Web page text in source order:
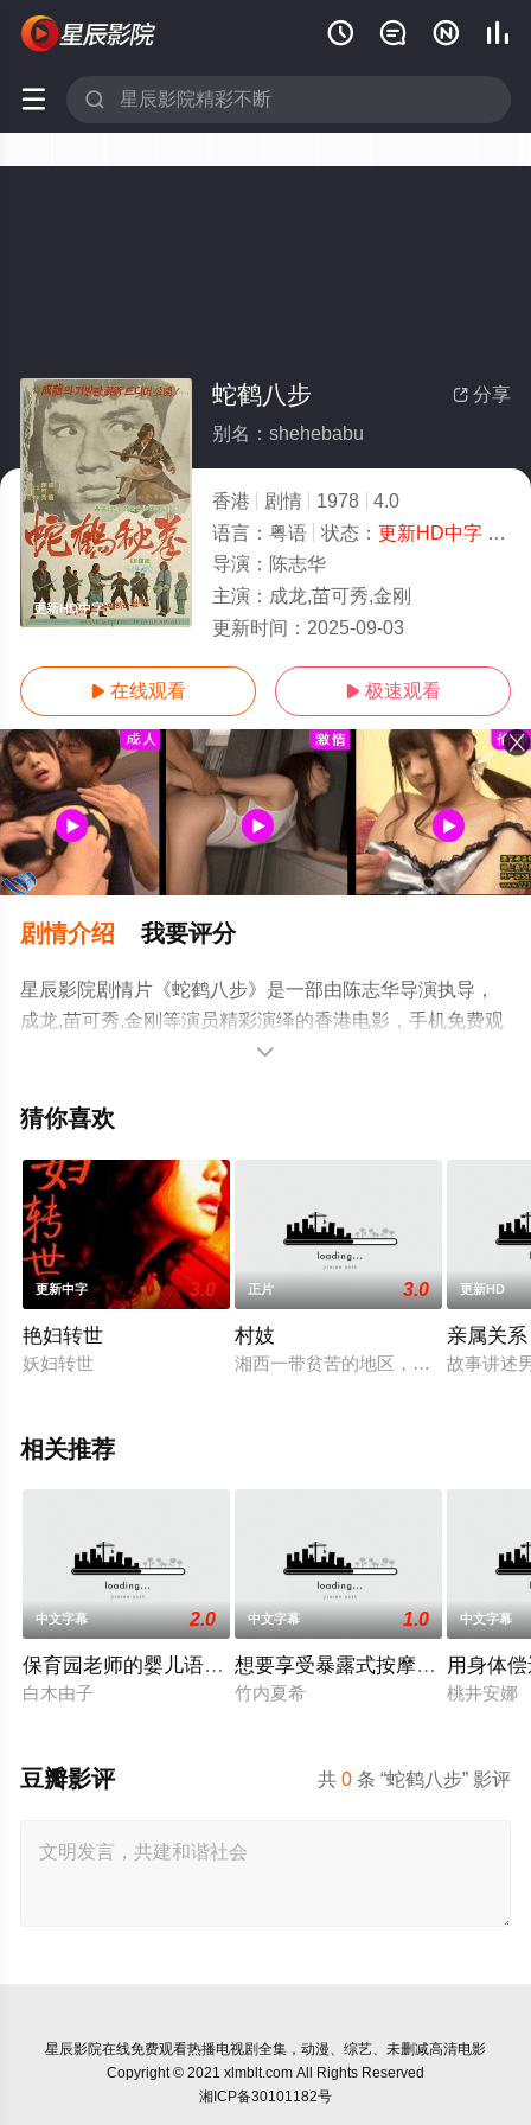
   
 
更新HD中字
 分享
蛇鹤八步
别名：shehebabu
香港 剧情 1978
4.0
语言： 粤语 状态： 更新HD中字- 免费在线观看
导演： 陈志华
主演： 成龙,苗可秀,金刚
更新时间： 2025-09-03
 在线观看  极速观看
剧情介绍 我要评分
星辰影院剧情片《蛇鹤八步》是一部由陈志华导演执导，
成龙,苗可秀,金刚等演员精彩演绎的香港电影，手机免费观
看高清无删减完整版电影大全就上星辰影视，更多相关信

猜你喜欢
更新中字 3.0
艳妇转世
妖妇转世
正片 3.0
村妓
湘西一带贫苦的地区，因为地理环境
更新HD
亲属关系
故事讲述
相关推荐
中文字幕 2.0
保育园老师的婴儿语让人超兴奋
白木由子
中文字幕 1.0
想要享受暴露式按摩的已婚女子
竹内夏希
中文字幕
用身体
桃井安娜
共0 条 “蛇鹤八步” 影评
豆瓣影评
星辰影院在线免费观看热播电视剧全集，动漫、综艺、未删减高清电影
Copyright © 2021 xlmblt.com All Rights Reserved
湘ICP备30101182号